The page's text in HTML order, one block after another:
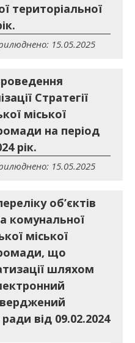
територіальної
15.05.2025
Стратегії
міської
на період
рік.
15.05.2025
об’єктів
комунальної
міської
що
шляхом
від 09.02.2024